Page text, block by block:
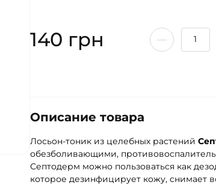
140 грн
Описание товара
Лосьон-тоник из целебных растений
обезболивающими,
Септодерм можно пользоваться как
которое дезинфицирует кожу, снимает